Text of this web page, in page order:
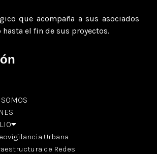
que acompaña a sus asociados
el fin de sus proyectos.
Urbana
de Redes